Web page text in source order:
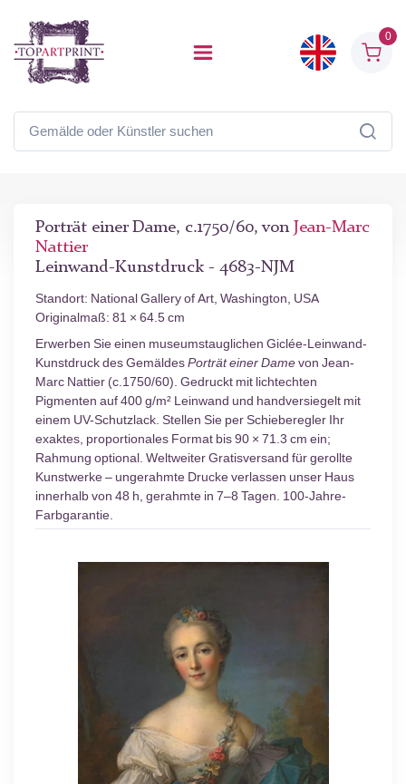
0
Porträt einer Dame, c.1750/60, von Jean-Marc
Nattier
Leinwand-Kunstdruck - 4683-NJM
Standort: National Gallery of Art, Washington, USA
Originalmaß: 81 × 64.5 cm
Erwerben Sie einen museumstauglichen Giclée-Leinwand-
Kunstdruck des GemäldesPorträt einer Damevon Jean-
Marc Nattier (c.1750/60). Gedruckt mit lichtechten
Pigmenten auf 400 g/m² Leinwand und handversiegelt mit
einem UV-Schutzlack. Stellen Sie per Schieberegler Ihr
exaktes, proportionales Format bis 90 × 71.3 cm ein;
Rahmung optional. Weltweiter Gratisversand für gerollte
Kunstwerke – ungerahmte Drucke verlassen unser Haus
innerhalb von 48 h, gerahmte in 7–8 Tagen. 100-Jahre-
Farbgarantie.